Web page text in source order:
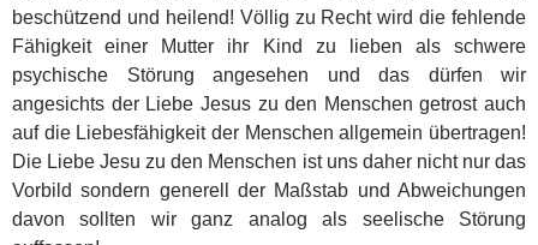
beschützend und heilend! Völlig zu Recht wird die fehlende
Fähigkeit einer Mutter ihr Kind zu lieben als schwere
psychische Störung angesehen und das dürfen wir
angesichts der Liebe Jesus zu den Menschen getrost auch
auf die Liebesfähigkeit der Menschen allgemein übertragen!
Die Liebe Jesu zu den Menschen ist uns daher nicht nur das
Vorbild sondern generell der Maßstab und Abweichungen
davon sollten wir ganz analog als seelische Störung